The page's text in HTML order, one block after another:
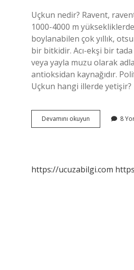
Uçkun nedir? Ravent,
1000-4000 m
boylanabilen çok yıllık,
bir bitkidir. Acı-ekşi bir
veya yayla muzu olarak
antioksidan kaynağıdır.
Uçkun hangi illerde yetişir?
Devamını okuyun
Ne
8
https://ucuzabilgi.com